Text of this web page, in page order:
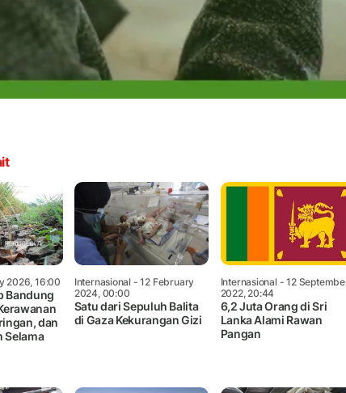
2026, 16:00
Bandung
dan
Selama
Internasional - 12 February
2024, 00:00
Satu dari Sepuluh Balita
di Gaza Kekurangan Gizi
Internasional - 12
2022, 20:44
6,2 Juta Orang di Sri
Lanka Alami Rawan
Pangan